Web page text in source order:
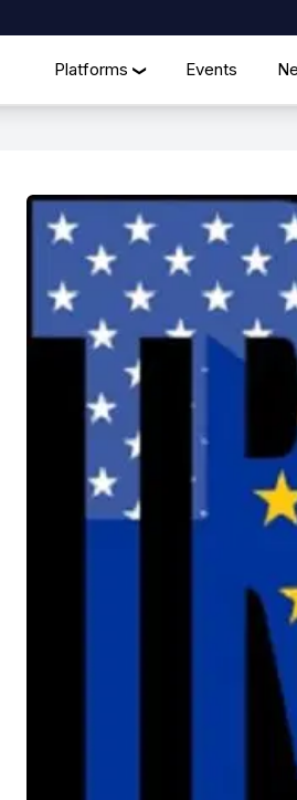
Platforms ❯ Events